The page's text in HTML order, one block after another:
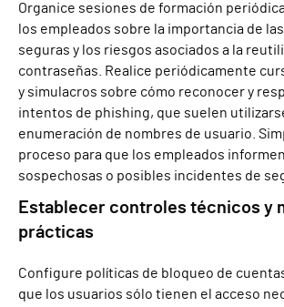
Organice sesiones de formación
los empleados sobre la importancia de
seguras y los riesgos asociados a la
contraseñas. Realice periódicamente
y simulacros sobre cómo reconocer y
intentos de phishing, que suelen
enumeración de nombres de usuario.
proceso para que los empleados
sospechosas o posibles incidentes de
Establecer controles técnicos y
prácticas
Configure políticas de bloqueo de
que los usuarios sólo tienen el acceso